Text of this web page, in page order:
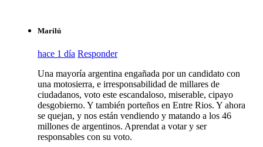
Marilú
hace 1 día Responder
Una mayoría argentina engañada por un candidato con
una motosierra, e irresponsabilidad de millares de
ciudadanos, voto este escandaloso, miserable, cipayo
desgobierno. Y también porteños en Entre Rios. Y ahora
se quejan, y nos están vendiendo y matando a los 46
millones de argentinos. Aprendat a votar y ser
responsables con su voto.